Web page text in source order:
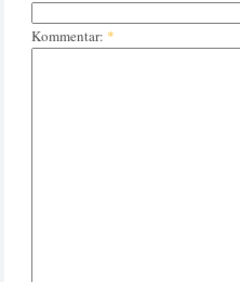
Kommentar: *